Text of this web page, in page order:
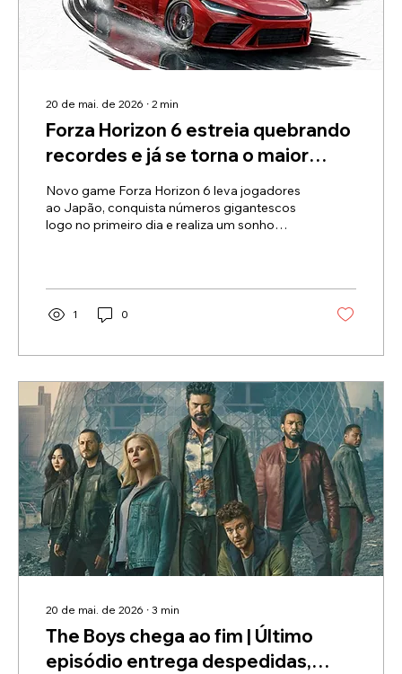
20 de mai. de 2026 ∙ 2 min
Forza Horizon 6 estreia quebrando
recordes e já se torna o maior
lançamento do Xbox no Steam
Novo game Forza Horizon 6 leva jogadores
ao Japão, conquista números gigantescos
logo no primeiro dia e realiza um sonho
1 0
20 de mai. de 2026 ∙ 3 min
The Boys chega ao fim | Último
episódio entrega despedidas,